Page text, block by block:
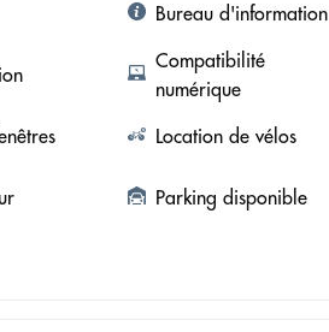
Bureau d'information
Compatibilité
numérique
Location de vélos
Parking disponible